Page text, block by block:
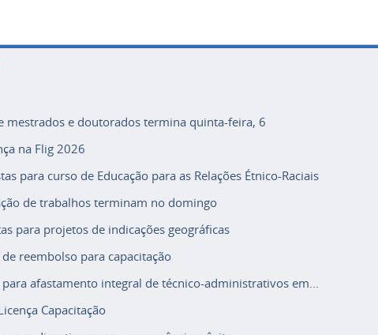
mestrados e doutorados termina quinta-feira, 6
na Flig 2026
para curso de Educação para as Relações Étnico-Raciais
de trabalhos terminam no domingo
para projetos de indicações geográficas
reembolso para capacitação
afastamento integral de técnico-administrativos em...
Capacitação